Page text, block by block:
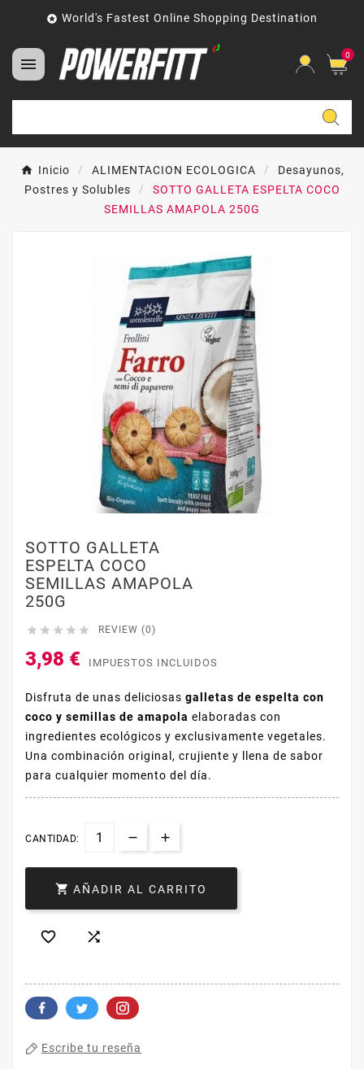
 World's Fastest Online Shopping Destination
 0
Inicio ALIMENTACION ECOLOGICA
Desayunos,
Postres y Solubles
SOTTO GALLETA ESPELTA COCO
SEMILLAS AMAPOLA 250G
SOTTO GALLETA
ESPELTA COCO
SEMILLAS AMAPOLA
250G
     REVIEW (0)
3,98 € IMPUESTOS INCLUIDOS
Disfruta de unas deliciosas galletas de espelta con
coco y semillas de amapola elaboradas con
ingredientes ecológicos y exclusivamente vegetales.
Una combinación original, crujiente y llena de sabor
para cualquier momento del día.
CANTIDAD:
 AÑADIR AL CARRITO
 
Escribe tu reseña